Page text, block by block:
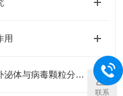
用
乳胶微粒标准物质在纳米药物、外泌体与病毒颗粒分析中的关键作
联系